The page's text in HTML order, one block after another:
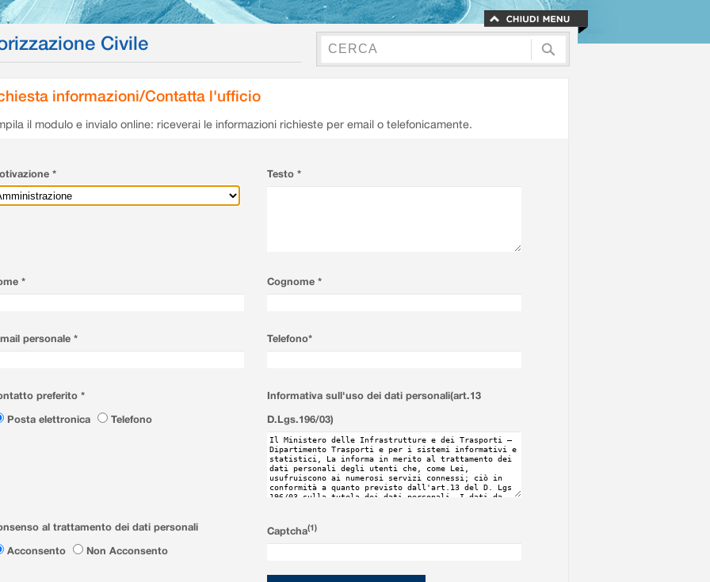
Civile
informazioni/Contatta l'ufficio
il modulo e invialo online: riceverai le informazioni richieste per email o telefonicamente.
* Testo *
* Cognome *
personale * Telefono*
preferito *
Posta elettronica
Telefono
Informativa sull'uso dei dati personali(art.13
D.Lgs.196/03)
al trattamento dei dati personali
Acconsento
Non Acconsento
Captcha(1)